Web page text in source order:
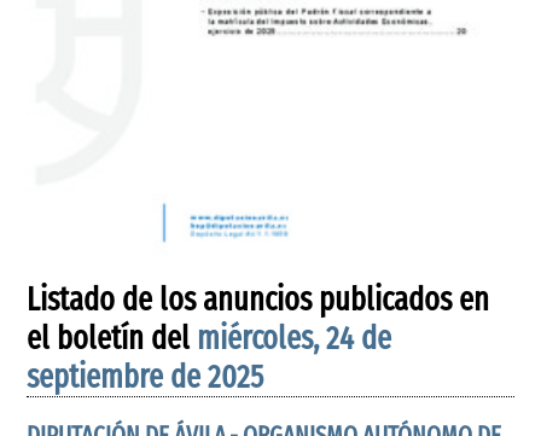
Listado de los anuncios publicados en
el boletín del miércoles, 24 de
septiembre de 2025